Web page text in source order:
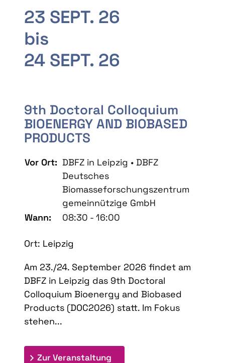
23 SEPT. 26
bis
24 SEPT. 26
9th Doctoral Colloquium
BIOENERGY AND BIOBASED
PRODUCTS
Vor Ort: DBFZ in Leipzig • DBFZ
Deutsches
Biomasseforschungszentrum
gemeinnützige GmbH
Wann:
08:30 - 16:00
Ort: Leipzig
Am 23./24. September 2026 findet am
DBFZ in Leipzig das 9th Doctoral
Colloquium Bioenergy and Biobased
Products (DOC2026) statt. Im Fokus
stehen...
Zur Veranstaltung